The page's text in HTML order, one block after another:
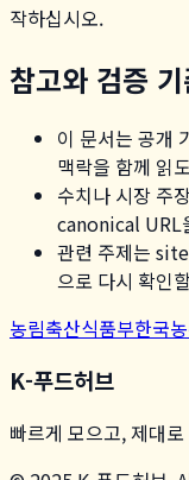
작하십시오.
참고와 검증
이 문서는 공개
맥락을 함께 읽
수치나 시장 주
canonical URL
관련 주제는
으로 다시 확인
농림축산식품부한국
K-푸드허브
빠르게 모으고, 제대